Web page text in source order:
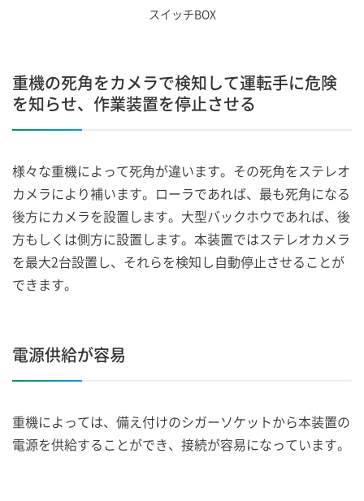
スイッチBOX
重機の死角をカメラで検知して運転手に危険
を知らせ、作業装置を停止させる
様々な重機によって死角が違います。その死角をステレオ
カメラにより補います。ローラであれば、最も死角になる
後方にカメラを設置します。大型バックホウであれば、後
方もしくは側方に設置します。本装置ではステレオカメラ
を最大2台設置し、それらを検知し自動停止させることが
できます。
電源供給が容易
重機によっては、備え付けのシガーソケットから本装置の
電源を供給することができ、接続が容易になっています。